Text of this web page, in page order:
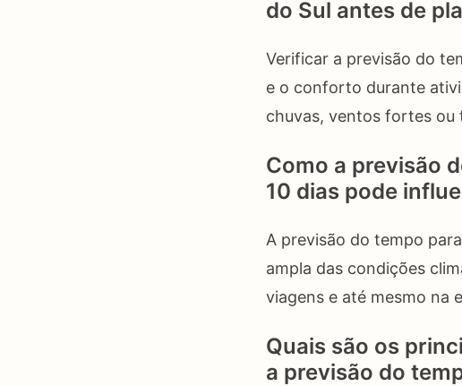
do Sul antes de
Verificar a previsão do
e o conforto durante
chuvas, ventos fortes ou
Como a previsão
10 dias pode
A previsão do tempo
ampla das condições
viagens e até mesmo na
Quais são os
a previsão do